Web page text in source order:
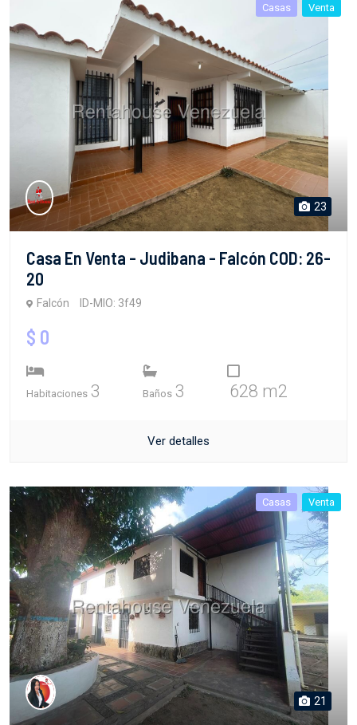
Casas Venta
23
Casa En Venta - Judibana - Falcón COD: 26-
20
Falcón ID-MIO: 3f49
$ 0
Habitaciones 3 Baños 3 628 m2
Ver detalles
Casas Venta
21